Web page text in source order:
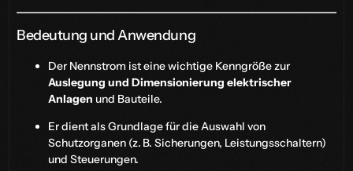
Bedeutung und Anwendung
Der Nennstrom ist eine wichtige Kenngröße zur
Auslegung und Dimensionierung elektrischer
Anlagen und Bauteile.
Er dient als Grundlage für die Auswahl von
Schutzorganen (z. B. Sicherungen, Leistungsschaltern)
und Steuerungen.